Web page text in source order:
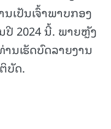
ເປັນເຈົ້າພາບກອງ
ປີ 2024 ນີ້. ພາຍຫຼັງ
ນເຮັດບົດລາຍງານ
ບັດ.